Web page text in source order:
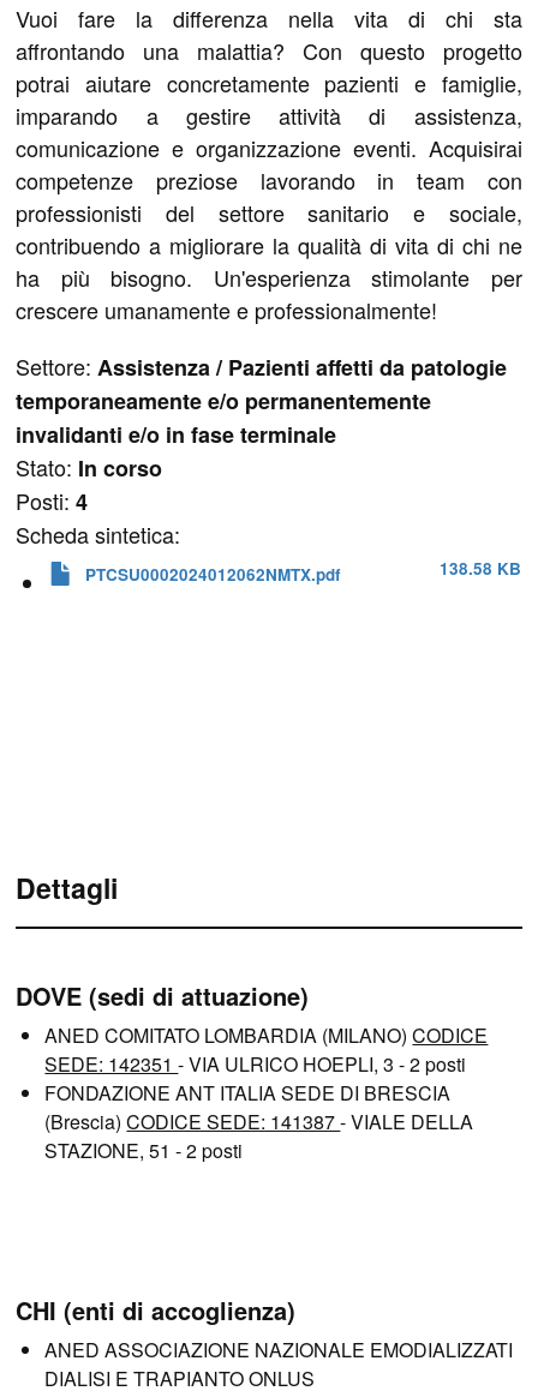
Dettagli
CHI (enti di accoglienza)
ANED ASSOCIAZIONE NAZIONALE EMODIALIZZATI
DIALISI E TRAPIANTO ONLUS
DOVE (sedi di attuazione)
ANED COMITATO LOMBARDIA (MILANO)CODICE
SEDE: 142351- VIA ULRICO HOEPLI, 3 - 2 posti
FONDAZIONE ANT ITALIA SEDE DI BRESCIA
(Brescia)CODICE SEDE: 141387- VIALE DELLA
STAZIONE, 51 - 2 posti
Vuoi fare la differenza nella vita di chi sta
affrontando una malattia? Con questo progetto
potrai aiutare concretamente pazienti e famiglie,
imparando a gestire attività di assistenza,
comunicazione e organizzazione eventi. Acquisirai
competenze preziose lavorando in team con
professionisti del settore sanitario e sociale,
contribuendo a migliorare la qualità di vita di chi ne
ha più bisogno. Un'esperienza stimolante per
crescere umanamente e professionalmente!
Settore: Assistenza / Pazienti affetti da patologie
temporaneamente e/o permanentemente
invalidanti e/o in fase terminale
Stato: In corso
Posti:4
Scheda sintetica:
PTCSU0002024012062NMTX.pdf 138.58 KB